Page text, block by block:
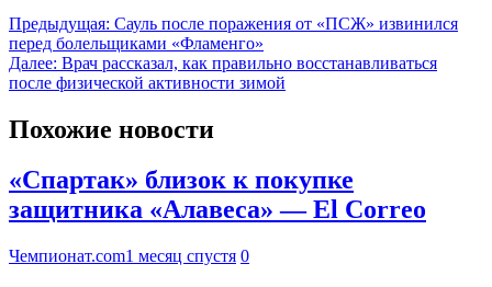
Предыдущая: Сауль после поражения от «ПСЖ» извинился
перед болельщиками «Фламенго»
Далее: Врач рассказал, как правильно восстанавливаться
после физической активности зимой
Похожие новости
«Спартак» близок к покупке
защитника «Алавеса» — El Correo
Чемпионат.com1 месяц спустя 0